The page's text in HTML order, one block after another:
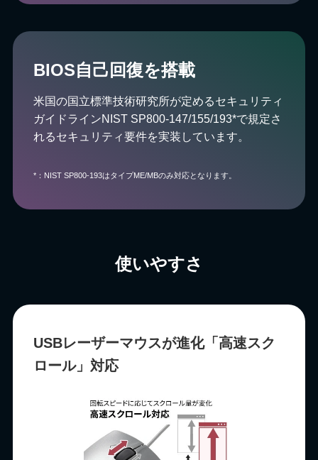
BIOS自己回復を搭載
米国の国立標準技術研究所が定めるセキュリティ
ガイドラインNIST SP800-147/155/193*で規定さ
れるセキュリティ要件を実装しています。
*：NIST SP800-193はタイプME/MBのみ対応となります。
使いやすさ
USBレーザーマウスが進化「⾼速スク
ロール」対応